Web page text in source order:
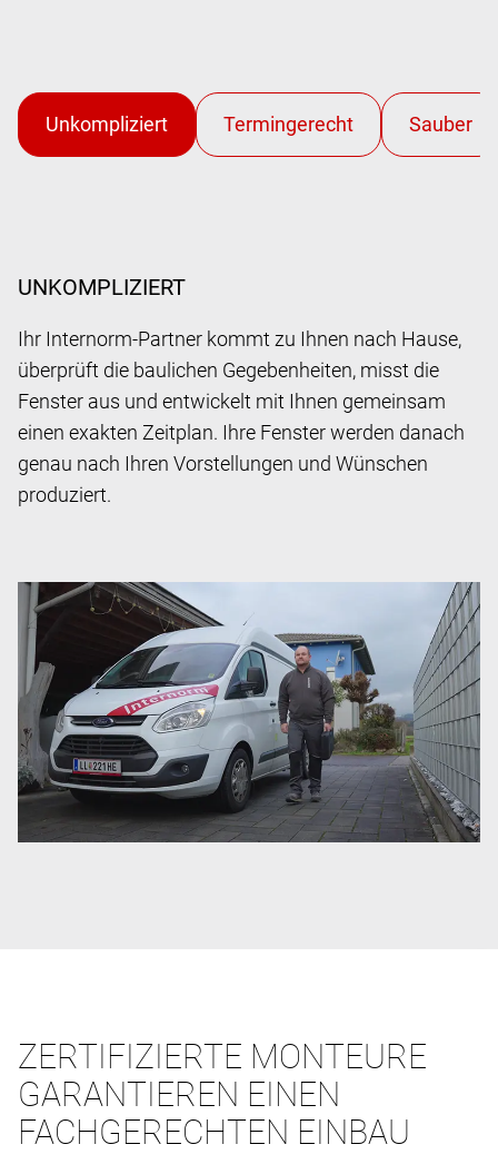
UNKOMPLIZIERT
Ihr Internorm-Partner kommt zu Ihnen nach Hause,
überprüft die baulichen Gegebenheiten, misst die
Fenster aus und entwickelt mit Ihnen gemeinsam
einen exakten Zeitplan. Ihre Fenster werden danach
genau nach Ihren Vorstellungen und Wünschen
produziert.
ZERTIFIZIERTE MONTEURE
GARANTIEREN EINEN
FACHGERECHTEN EINBAU